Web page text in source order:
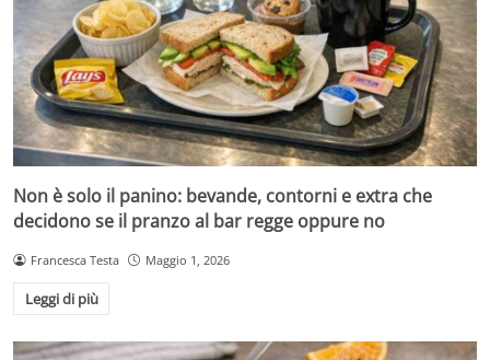
Non è solo il panino: bevande, contorni e extra che
decidono se il pranzo al bar regge oppure no
Francesca Testa Maggio 1, 2026
Leggi di più